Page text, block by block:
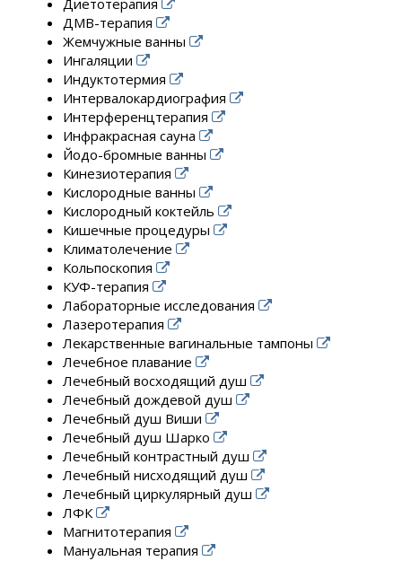
Диетотерапия
ДМВ-терапия
Жемчужные ванны
Ингаляции
Индуктотермия
Интервалокардиография
Интерференцтерапия
Инфракрасная сауна
Йодо-бромные ванны
Кинезиотерапия
Кислородные ванны
Кислородный коктейль
Кишечные процедуры
Климатолечение
Кольпоскопия
КУФ-терапия
Лабораторные исследования
Лазеротерапия
Лекарственные вагинальные тампоны
Лечебное плавание
Лечебный восходящий душ
Лечебный дождевой душ
Лечебный душ Виши
Лечебный душ Шарко
Лечебный контрастный душ
Лечебный нисходящий душ
Лечебный циркулярный душ
ЛФК
Магнитотерапия
Мануальная терапия